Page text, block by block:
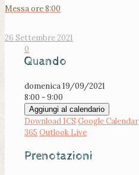
Messa ore 8:00
26 Settembre 2021
0
Quando
domenica 19/09/2021
8:00 - 9:00
Aggiungi al calendario
Download ICS Google Calendar
365 Outlook Live
Prenotazioni